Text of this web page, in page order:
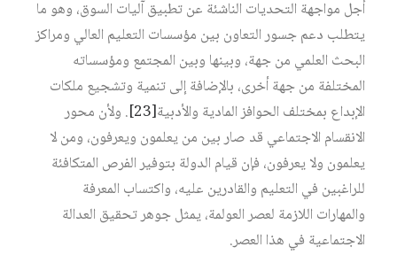
أجل مواجهة التحديات الناشئة عن تطبيق آليات السوق، وهو ما
يتطلب دعم جسور التعاون بين مؤسسات التعليم العالي ومراكز
البحث العلمي من جهة، وبينها وبين المجتمع ومؤسساته
المختلفة من جهة أخرى، بالإضافة إلى تنمية وتشجيع ملكات
الإبداع بمختلف الحوافز المادية والأدبية[23]
. ولأن محور
الانقسام الاجتماعي قد صار بين من يعلمون ويعرفون، ومن لا
يعلمون ولا يعرفون، فإن قيام الدولة بتوفير الفرص المتكافئة
للراغبين في التعليم والقادرين عليه، واكتساب المعرفة
والمهارات اللازمة لعصر العولمة، يمثل جوهر تحقيق العدالة
الاجتماعية في هذا العصر.